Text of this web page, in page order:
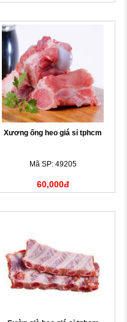
Xương ống heo giá sỉ tphcm
Mã SP: 49205
60,000đ